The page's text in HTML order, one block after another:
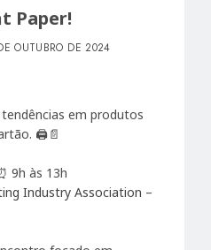
Paper!
OUTUBRO DE 2024
em produtos
🖨️📄
9h às 13h
Industry Association –